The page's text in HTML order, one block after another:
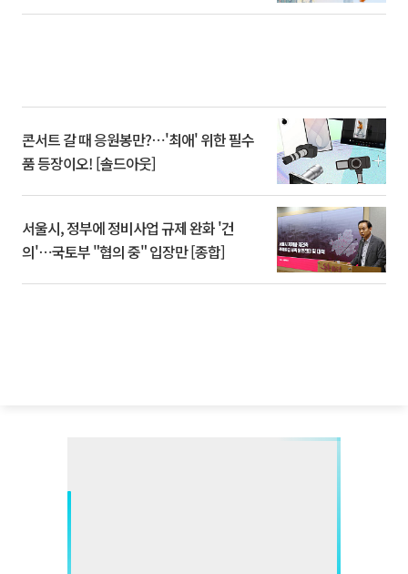
콘서트 갈 때 응원봉만?⋯'최애' 위한 필수
품 등장이오! [솔드아웃]
서울시, 정부에 정비사업 규제 완화 '건
의'⋯국토부 "협의 중" 입장만 [종합]